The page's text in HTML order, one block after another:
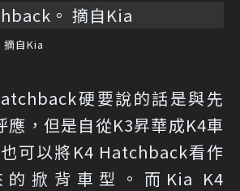
自Kia
硬要說的話是與先
應，但是自從K3昇華成K4車
可以將K4 Hatchback看作
的掀背車型。而Kia K4